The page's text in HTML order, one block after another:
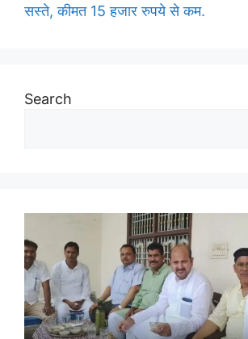
सस्ते, कीमत 15 हजार रुपये से कम.
Search